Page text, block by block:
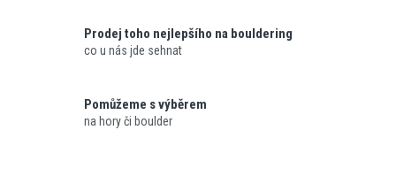
Prodej toho nejlepšího na bouldering
co u nás jde sehnat
Pomůžeme s výběrem
na hory či boulder